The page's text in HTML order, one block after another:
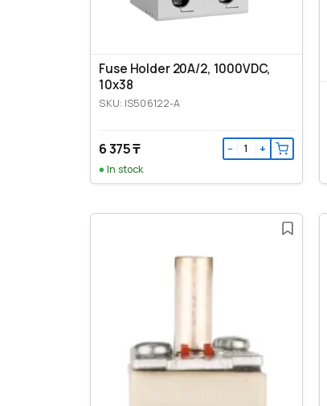
Fuse Holder 20A/2, 1000VDC,
10x38
SKU: IS506122-A
6 375 ₸ − +
In stock